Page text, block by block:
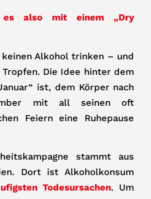
also mit einem „Dry
keinen Alkohol trinken – und
Die Idee hinter dem
ist, dem Körper nach
mit all seinen oft
Feiern eine Ruhepause
stammt aus
Dort ist Alkoholkonsum
Todesursachen. Um